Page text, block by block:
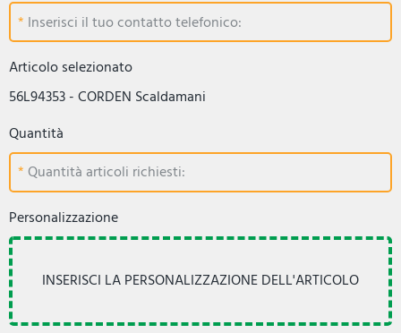
Inserisci il tuo contatto telefonico:
Articolo selezionato
56L94353 - CORDEN Scaldamani
Quantità
Quantità articoli richiesti:
Personalizzazione